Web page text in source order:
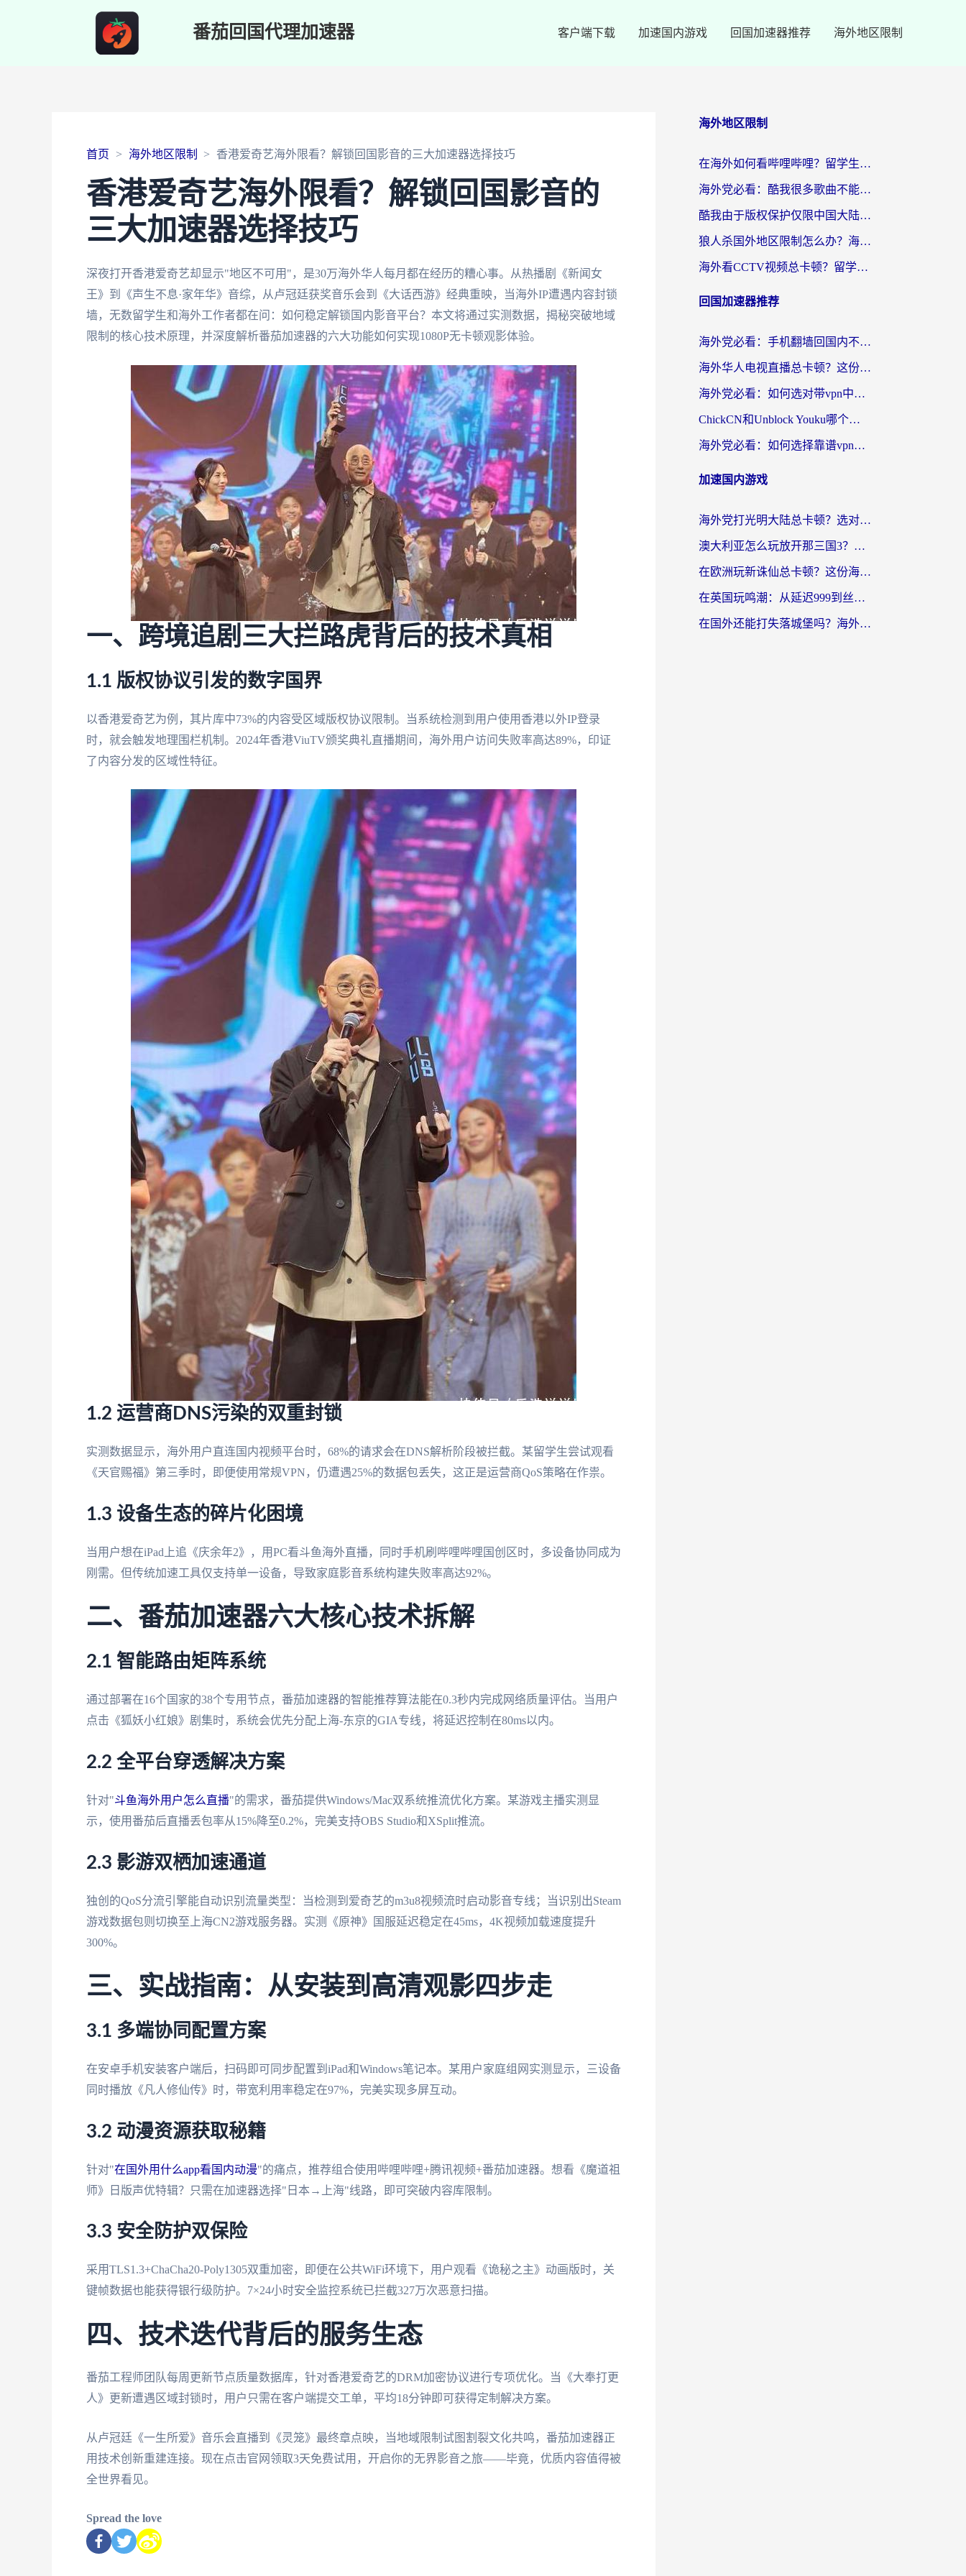
番茄回国代理加速器 客户端下载 加速国内游戏 回国加速器推荐 海外地区限制
首页 海外地区限制 香港爱奇艺海外限看？解锁回国影音的三大加速器选择技巧
香港爱奇艺海外限看？解锁回国影音的
三大加速器选择技巧
深夜打开香港爱奇艺却显示"地区不可用"，是30万海外华人每月都在经历的糟心事。从热播剧《新闻女
王》到《声生不息·家年华》音综，从卢冠廷获奖音乐会到《大话西游》经典重映，当海外IP遭遇内容封锁
墙，无数留学生和海外工作者都在问：如何稳定解锁国内影音平台？本文将通过实测数据，揭秘突破地域
限制的核心技术原理，并深度解析番茄加速器的六大功能如何实现1080P无卡顿观影体验。
一、跨境追剧三大拦路虎背后的技术真相
1.1 版权协议引发的数字国界
以香港爱奇艺为例，其片库中73%的内容受区域版权协议限制。当系统检测到用户使用香港以外IP登录
时，就会触发地理围栏机制。2024年香港ViuTV颁奖典礼直播期间，海外用户访问失败率高达89%，印证
了内容分发的区域性特征。
1.2 运营商DNS污染的双重封锁
实测数据显示，海外用户直连国内视频平台时，68%的请求会在DNS解析阶段被拦截。某留学生尝试观看
《天官赐福》第三季时，即便使用常规VPN，仍遭遇25%的数据包丢失，这正是运营商QoS策略在作祟。
1.3 设备生态的碎片化困境
当用户想在iPad上追《庆余年2》，用PC看斗鱼海外直播，同时手机刷哔哩哔哩国创区时，多设备协同成为
刚需。但传统加速工具仅支持单一设备，导致家庭影音系统构建失败率高达92%。
二、番茄加速器六大核心技术拆解
2.1 智能路由矩阵系统
通过部署在16个国家的38个专用节点，番茄加速器的智能推荐算法能在0.3秒内完成网络质量评估。当用户
点击《狐妖小红娘》剧集时，系统会优先分配上海-东京的GIA专线，将延迟控制在80ms以内。
2.2 全平台穿透解决方案
针对"斗鱼海外用户怎么直播"的需求，番茄提供Windows/Mac双系统推流优化方案。某游戏主播实测显
示，使用番茄后直播丢包率从15%降至0.2%，完美支持OBS Studio和XSplit推流。
2.3 影游双栖加速通道
独创的QoS分流引擎能自动识别流量类型：当检测到爱奇艺的m3u8视频流时启动影音专线；当识别出Steam
游戏数据包则切换至上海CN2游戏服务器。实测《原神》国服延迟稳定在45ms，4K视频加载速度提升
300%。
三、实战指南：从安装到高清观影四步走
3.1 多端协同配置方案
在安卓手机安装客户端后，扫码即可同步配置到iPad和Windows笔记本。某用户家庭组网实测显示，三设备
同时播放《凡人修仙传》时，带宽利用率稳定在97%，完美实现多屏互动。
3.2 动漫资源获取秘籍
针对"在国外用什么app看国内动漫"的痛点，推荐组合使用哔哩哔哩+腾讯视频+番茄加速器。想看《魔道祖
师》日版声优特辑？只需在加速器选择"日本→上海"线路，即可突破内容库限制。
3.3 安全防护双保险
采用TLS1.3+ChaCha20-Poly1305双重加密，即便在公共WiFi环境下，用户观看《诡秘之主》动画版时，关
键帧数据也能获得银行级防护。7×24小时安全监控系统已拦截327万次恶意扫描。
四、技术迭代背后的服务生态
番茄工程师团队每周更新节点质量数据库，针对香港爱奇艺的DRM加密协议进行专项优化。当《大奉打更
人》更新遭遇区域封锁时，用户只需在客户端提交工单，平均18分钟即可获得定制解决方案。
从卢冠廷《一生所爱》音乐会直播到《灵笼》最终章点映，当地域限制试图割裂文化共鸣，番茄加速器正
用技术创新重建连接。现在点击官网领取3天免费试用，开启你的无界影音之旅——毕竟，优质内容值得被
全世界看见。
Spread the love
海外地区限制
在海外如何看哔哩哔哩？留学生亲测有效的回国加速指南
海外党必看：酷我很多歌曲不能听？一招解决优酷版权限制+B站地域问题！
酷我由于版权保护仅限中国大陆怎么办？海外党亲测有效的解锁指南
狼人杀国外地区限制怎么办？海外党亲测有效的全场景回国加速指南
海外看CCTV视频总卡顿？留学生亲测有效的回国加速器选择指南
回国加速器推荐
海外党必看：手机翻墙回国内不再难，一篇搞定无缝访问国内资源指南
海外华人电视直播总卡顿？这份回国加速器选择指南帮你无缝看国内资源
海外党必看：如何选对带vpn中国节点的加速器？无缝访问国内资源全攻略
ChickCN和Unblock Youku哪个好？海外党亲测4款热门回国加速器，附避坑指南
海外党必看：如何选择靠谱vpn加速器官网？轻松解决国内APP地区限制
加速国内游戏
海外党打光明大陆总卡顿？选对加速器才是关键！（附亲测好用的推荐）
澳大利亚怎么玩放开那三国3？海外党亲测有效的国服游戏加速指南
在欧洲玩新诛仙总卡顿？这份海外党专属加速器指南帮你解决延迟难题
在英国玩鸣潮：从延迟999到丝滑操作，我是怎么做到的？
在国外还能打失落城堡吗？海外玩家国服游戏加速终极指南（附北美玩online加速器下载技巧）